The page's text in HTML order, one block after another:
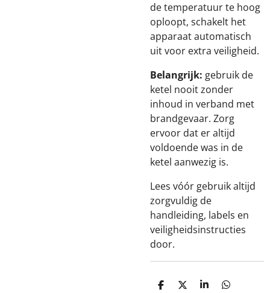
de temperatuur te hoog
oploopt, schakelt het
apparaat automatisch
uit voor extra veiligheid.
Belangrijk: gebruik de
ketel nooit zonder
inhoud in verband met
brandgevaar. Zorg
ervoor dat er altijd
voldoende was in de
ketel aanwezig is.
Lees vóór gebruik altijd
zorgvuldig de
handleiding, labels en
veiligheidsinstructies
door.
D
D
S
D